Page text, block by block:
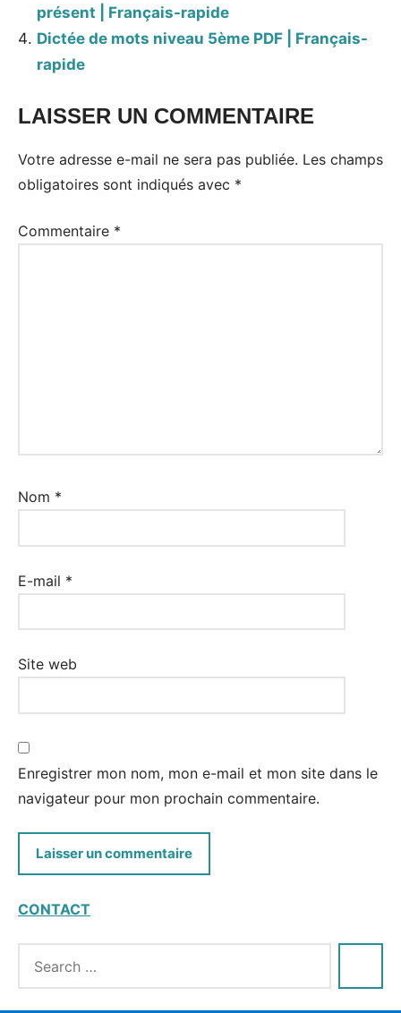
présent | Français-rapide
Dictée de mots niveau 5ème PDF | Français-
rapide
LAISSER UN COMMENTAIRE
Votre adresse e-mail ne sera pas publiée. Les champs
obligatoires sont indiqués avec *
Commentaire *
Nom *
E-mail *
Site web
Enregistrer mon nom, mon e-mail et mon site dans le
navigateur pour mon prochain commentaire.
CONTACT